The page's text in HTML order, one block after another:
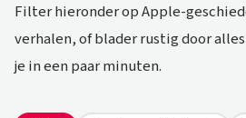
Filter hieronder op Apple-
verhalen, of blader rustig door
je in een paar minuten.